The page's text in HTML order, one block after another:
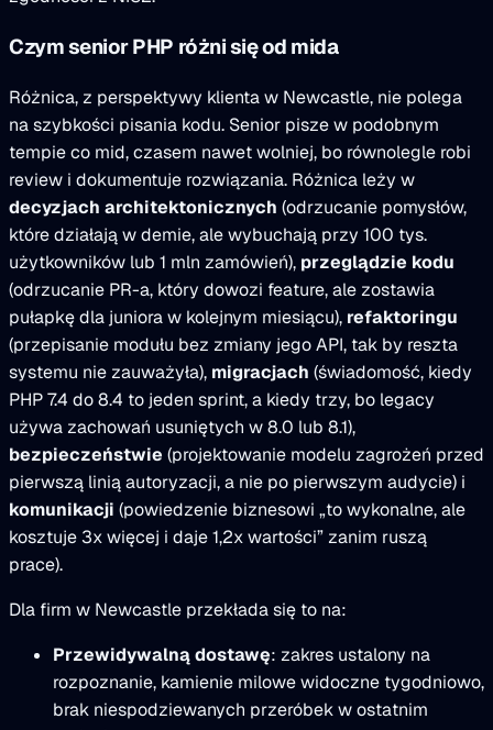
Czym senior PHP różni się od mida
Różnica, z perspektywy klienta w Newcastle, nie polega
na szybkości pisania kodu. Senior pisze w podobnym
tempie co mid, czasem nawet wolniej, bo równolegle robi
review i dokumentuje rozwiązania. Różnica leży w
decyzjach architektonicznych (odrzucanie pomysłów,
które działają w demie, ale wybuchają przy 100 tys.
użytkowników lub 1 mln zamówień), przeglądzie kodu
(odrzucanie PR-a, który dowozi feature, ale zostawia
pułapkę dla juniora w kolejnym miesiącu), refaktoringu
(przepisanie modułu bez zmiany jego API, tak by reszta
systemu nie zauważyła), migracjach (świadomość, kiedy
PHP 7.4 do 8.4 to jeden sprint, a kiedy trzy, bo legacy
używa zachowań usuniętych w 8.0 lub 8.1),
bezpieczeństwie (projektowanie modelu zagrożeń przed
pierwszą linią autoryzacji, a nie po pierwszym audycie) i
komunikacji (powiedzenie biznesowi „to wykonalne, ale
kosztuje 3x więcej i daje 1,2x wartości” zanim ruszą
prace).
Dla firm w Newcastle przekłada się to na:
Przewidywalną dostawę: zakres ustalony na
rozpoznanie, kamienie milowe widoczne tygodniowo,
brak niespodziewanych przeróbek w ostatnim